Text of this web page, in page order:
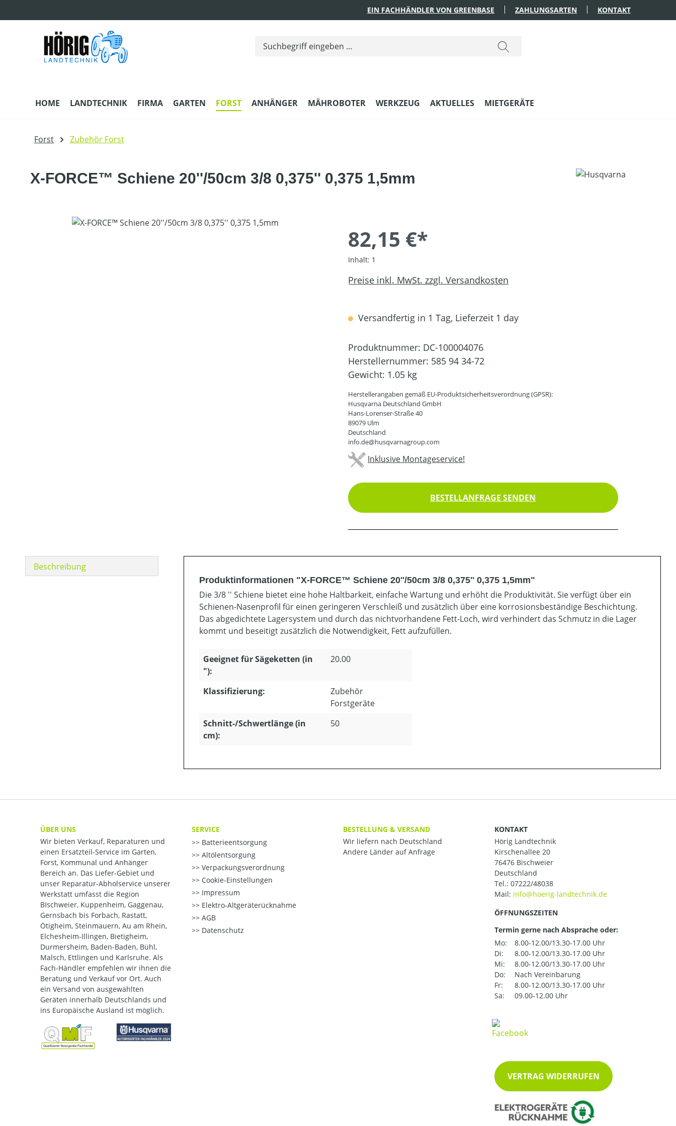
EIN FACHHÄNDLER VON GREENBASE ZAHLUNGSARTEN KONTAKT
HOME LANDTECHNIK FIRMA GARTEN FORST ANHÄNGER MÄHROBOTER WERKZEUG AKTUELLES MIETGERÄTE
Forst Zubehör Forst
X-FORCE™ Schiene 20''/50cm 3/8 0,375'' 0,375 1,5mm
Bildergalerie überspringen
82,15 €*
Inhalt: 1
Preise inkl. MwSt. zzgl. Versandkosten
Versandfertig in 1 Tag, Lieferzeit 1 day
Produktnummer: DC-100004076
Herstellernummer: 585 94 34-72
Gewicht: 1.05 kg
Herstellerangaben gemäß EU-Produktsicherheitsverordnung (GPSR):
Husqvarna Deutschland GmbH
Hans-Lorenser-Straße 40
89079 Ulm
Deutschland
info.de@husqvarnagroup.com
Inklusive Montageservice!
BESTELLANFRAGE SENDEN
Beschreibung
Produktinformationen "X-FORCE™ Schiene 20''/50cm 3/8 0,375'' 0,375 1,5mm"
Die 3/8 '' Schiene bietet eine hohe Haltbarkeit, einfache Wartung und erhöht die Produktivität. Sie verfügt über ein
Schienen-Nasenprofil für einen geringeren Verschleiß und zusätzlich über eine korrosionsbeständige Beschichtung.
Das abgedichtete Lagersystem und durch das nichtvorhandene Fett-Loch, wird verhindert das Schmutz in die Lager
kommt und beseitigt zusätzlich die Notwendigkeit, Fett aufzufüllen.
Geeignet für Sägeketten (in
"):
20.00
Klassifizierung:
Zubehör
Forstgeräte
Schnitt-/Schwertlänge (in
cm):
50
ÜBER UNS
Wir bieten Verkauf, Reparaturen und
einen Ersatzteil-Service im Garten,
Forst, Kommunal und Anhänger
Bereich an. Das Liefer-Gebiet und
unser Reparatur-Abholservice unserer
Werkstatt umfasst die Region
BIschweier, Kuppenheim, Gaggenau,
Gernsbach bis Forbach, Rastatt,
Ötigheim, Steinmauern, Au am Rhein,
Elchesheim-Illingen, Bietigheim,
Durmersheim, Baden-Baden, Bühl,
Malsch, Ettlingen und Karlsruhe. Als
Fach-Händler empfehlen wir ihnen die
Beratung und Verkauf vor Ort. Auch
ein Versand von ausgewählten
Geräten innerhalb Deutschlands und
ins Europäische Ausland ist möglich.
SERVICE
Batterieentsorgung
Altölentsorgung
Verpackungsverordnung
Cookie-Einstellungen
Impressum
Elektro-Altgeräterücknahme
AGB
Datenschutz
BESTELLUNG & VERSAND
Wir liefern nach Deutschland
Andere Länder auf Anfrage
KONTAKT
Hörig Landtechnik
Kirschenallee 20
76476 Bischweier
Deutschland
Tel.: 07222/48038
Mail:
ÖFFNUNGSZEITEN
Termin gerne nach Absprache oder:
Mo:
8.00-12.00/13.30-17.00 Uhr
Di:
8.00-12.00/13.30-17.00 Uhr
Mi:
8.00-12.00/13.30-17.00 Uhr
Do:
Nach Vereinbarung
Fr:
8.00-12.00/13.30-17.00 Uhr
Sa:
09.00-12.00 Uhr
VERTRAG WIDERRUFEN